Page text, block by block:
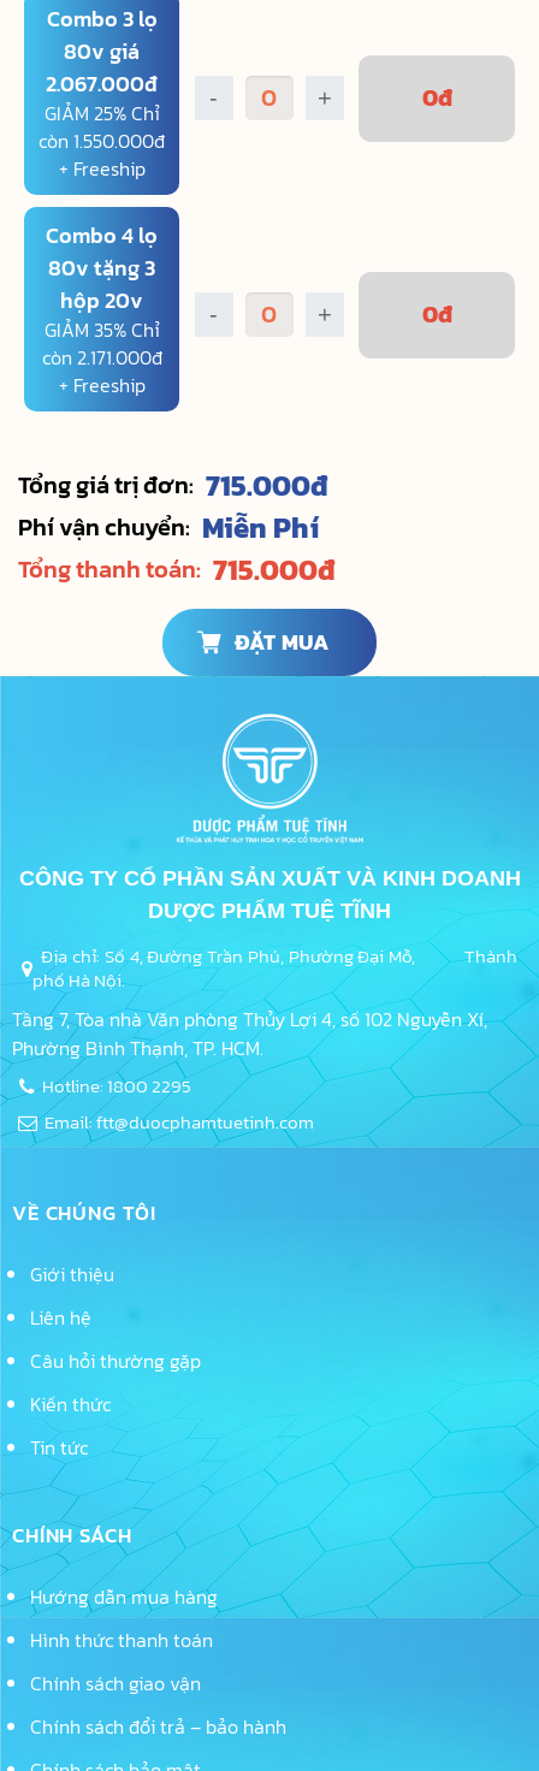
Combo 3 lọ
80v giá
2.067.000đ
GIẢM 25% Chỉ
còn 1.550.000đ
+ Freeship
- + 0đ
Combo 4 lọ
80v tặng 3
hộp 20v
GIẢM 35% Chỉ
còn 2.171.000đ
+ Freeship
- + 0đ
Tổng giá trị đơn: 715.000đ
Phí vận chuyển: Miễn Phí
Tổng thanh toán: 715.000đ
ĐẶT MUA
CÔNG TY CỔ PHẦN SẢN XUẤT VÀ KINH DOANH
DƯỢC PHẨM TUỆ TĨNH
Địa chỉ: Số 4, Đường Trần Phú, Phường Đại Mỗ, Thành
phố Hà Nội.
Tầng 7, Tòa nhà Văn phòng Thủy Lợi 4, số 102 Nguyễn Xí,
Phường Bình Thạnh, TP. HCM.
Hotline: 1800 2295
Email: ftt@duocphamtuetinh.com
VỀ CHÚNG TÔI
Giới thiệu
Liên hệ
Câu hỏi thường gặp
Kiến thức
Tin tức
CHÍNH SÁCH
Hướng dẫn mua hàng
Hình thức thanh toán
Chính sách giao vận
Chính sách đổi trả – bảo hành